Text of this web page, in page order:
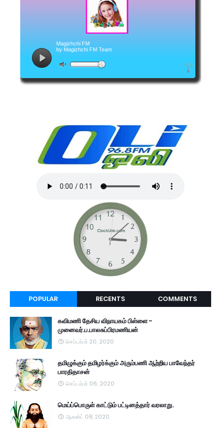
POPULAR RECENTS COMMENTS
கவிமணி தேசிய விநாயகம் பிள்ளை -
முனைவர்.ப.பாலசுப்பிரமணியன்
செப்டம்பர் 20, 2020
தமிழுக்கும் தமிழர்க்கும் அரும்பணி ஆற்றிய பாவேந்தர்
பாரதிதாசன்
செப்டம்பர் 06, 2020
மெய்ப்பொருள் காட்டும் பட்டினத்தார் வரலாறு.
ஆகஸ்ட் 08, 2020